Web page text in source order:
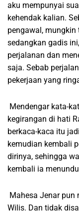
aku mempunyai
kehendak kalian.
pengawal,
sedangkan gadis
perjalanan dan
saja. Sebab
pekerjaan yang
Mendengar kata-
kegirangan di hati
berkaca-kaca itu
kemudian kembali
dirinya, sehingga
kembali ia
Mahesa Jenar pun
Wilis. Dan tidak